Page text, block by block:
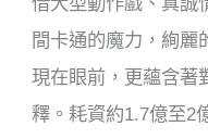
間卡通的魔力，絢麗
現在眼前，更蘊含著
釋。耗資約1.7億至2